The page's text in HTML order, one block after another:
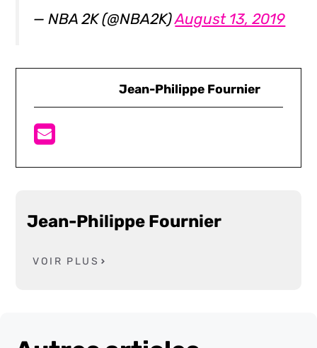
— NBA 2K (@NBA2K)August 13, 2019
Jean-Philippe Fournier
Jean-Philippe Fournier
VOIR PLUS